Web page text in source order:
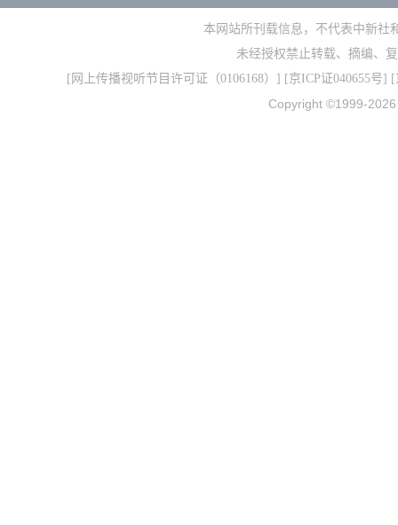
本网站所刊载信息，不代表中新社
未经授权禁止转载、摘编、
[ 网上传播视听节目许可证（0106168） ] [京ICP证040655号] [
Copyright ©1999-